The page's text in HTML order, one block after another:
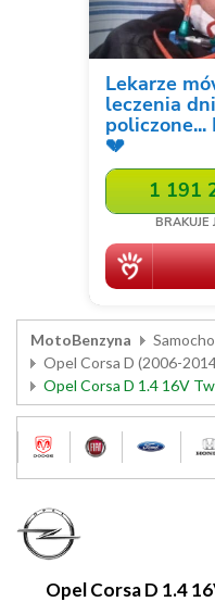
MotoBenzyna
Opel Corsa D (2006-
Opel Corsa D 1.4 16V
Opel Corsa D 1.4